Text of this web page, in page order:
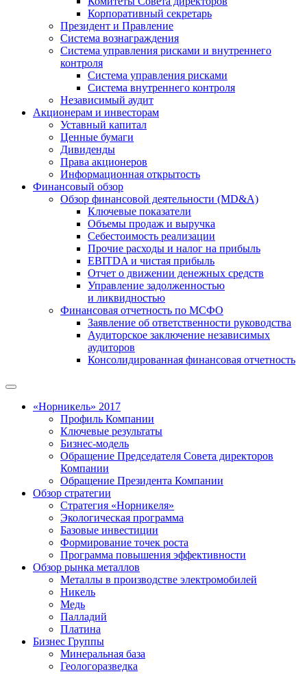
Корпоративный секретарь
Президент и Правление
Система вознаграждения
Система управления рисками и внутреннего
контроля
Система управления рисками
Система внутреннего контроля
Независимый аудит
Акционерам и инвесторам
Уставный капитал
Ценные бумаги
Дивиденды
Права акционеров
Информационная открытость
Финансовый обзор
Обзор финансовой деятельности (MD&A)
Ключевые показатели
Объемы продаж и выручка
Себестоимость реализации
Прочие расходы и налог на прибыль
EBITDA и чистая прибыль
Отчет о движении денежных средств
Управление задолженностью
и ликвидностью
Финансовая отчетность по МСФО
Заявление об ответственности руководства
Аудиторское заключение независимых
аудиторов
Консолидированная финансовая отчетность
«Норникель» 2017
Профиль Компании
Ключевые результаты
Бизнес-модель
Обращение Председателя Совета директоров
Компании
Обращение Президента Компании
Обзор стратегии
Стратегия «Норникеля»
Экологическая программа
Базовые инвестиции
Формирование точек роста
Программа повышения эффективности
Обзор рынка металлов
Металлы в производстве электромобилей
Никель
Медь
Палладий
Платина
Бизнес Группы
Минеральная база
Геологоразведка